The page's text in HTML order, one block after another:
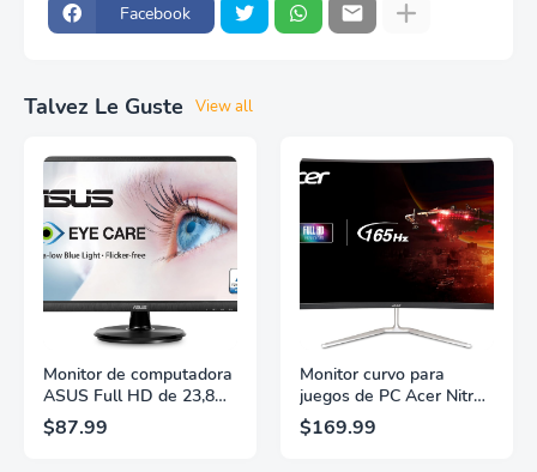
Facebook
Talvez Le Guste View all
Monitor de computadora
ASUS Full HD de 23,8
pulgadas, 1080p, HDMI,
VGA, cuidado de la vista,
$87.99
Monitor curvo para
juegos de PC Acer Nitro
31.5" FHD 1920 x 1080
1500R | AMD FreeSync
$169.99